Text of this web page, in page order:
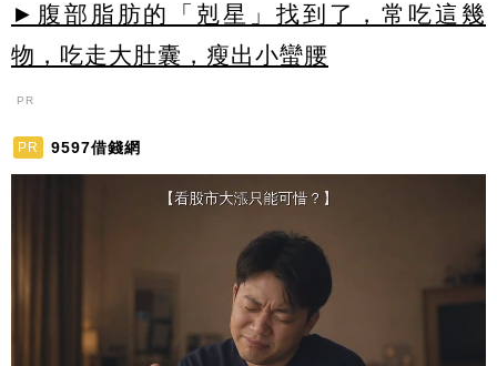
►腹部脂肪的「剋星」找到了，常吃這幾
物，吃走大肚囊，瘦出小蠻腰
PR
PR 9597借錢網